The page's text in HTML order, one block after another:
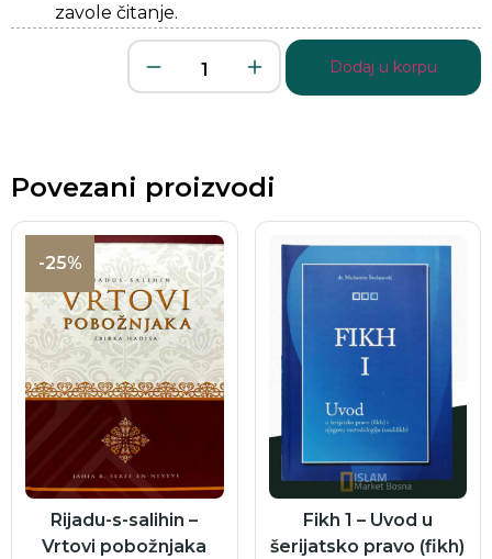
zavole čitanje.
Dodaj u korpu
Povezani proizvodi
-25%
Rijadu-s-salihin –
Vrtovi pobožnjaka
Fikh 1 – Uvod u
šerijatsko pravo (fikh)